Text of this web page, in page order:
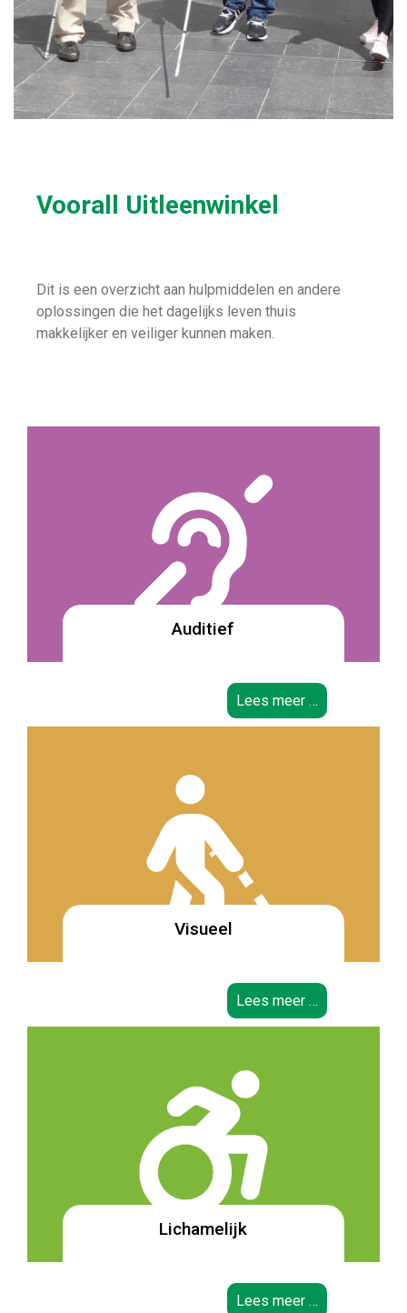
Voorall Uitleenwinkel
Dit is een overzicht aan hulpmiddelen en andere
oplossingen die het dagelijks leven thuis
makkelijker en veiliger kunnen maken.
Auditief
Lees meer …
Visueel
Lees meer …
Lichamelijk
Lees meer …